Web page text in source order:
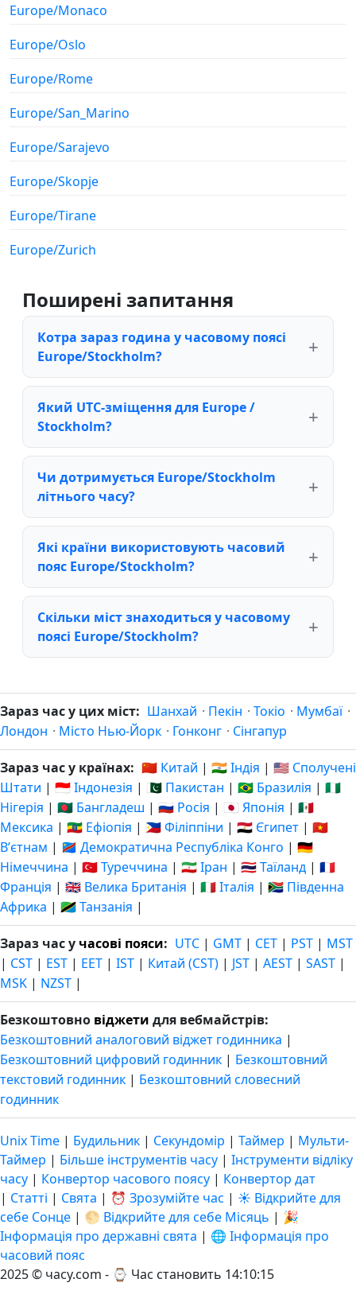
Europe/Monaco
Europe/Oslo
Europe/Rome
Europe/San_Marino
Europe/Sarajevo
Europe/Skopje
Europe/Tirane
Europe/Zurich
Поширені запитання
Котра зараз година у часовому поясі
Europe/Stockholm?
Який UTC-зміщення для Europe /
Stockholm?
Чи дотримується Europe/Stockholm
літнього часу?
Які країни використовують часовий
пояс Europe/Stockholm?
Скільки міст знаходиться у часовому
поясі Europe/Stockholm?
Зараз час у цих міст: Шанхай · Пекін · Токіо · Мумбаї ·
Лондон · Місто Нью-Йорк · Гонконг · Сінгапур
Зараз час у країнах: 🇨🇳 Китай | 🇮🇳 Індія | 🇺🇸 Сполучені
Штати | 🇮🇩 Індонезія | 🇵🇰 Пакистан | 🇧🇷 Бразилія | 🇳🇬
Нігерія | 🇧🇩 Бангладеш | 🇷🇺 Росія | 🇯🇵 Японія | 🇲🇽
Мексика | 🇪🇹 Ефіопія | 🇵🇭 Філіппіни | 🇪🇬 Єгипет | 🇻🇳
Вʼєтнам | 🇨🇩 Демократична Республіка Конго | 🇩🇪
Німеччина | 🇹🇷 Туреччина | 🇮🇷 Іран | 🇹🇭 Таїланд | 🇫🇷
Франція | 🇬🇧 Велика Британія | 🇮🇹 Італія | 🇿🇦 Південна
Африка | 🇹🇿 Танзанія |
Зараз час у часові пояси: UTC | GMT | CET | PST | MST
| CST | EST | EET | IST | Китай (CST) | JST | AEST | SAST |
MSK | NZST |
Безкоштовно віджети для вебмайстрів:
Безкоштовний аналоговий віджет годинника |
Безкоштовний цифровий годинник | Безкоштовний
текстовий годинник | Безкоштовний словесний
годинник
Unix Time | Будильник | Секундомір | Таймер | Мульти-
Таймер | Більше інструментів часу | Інструменти відліку
часу | Конвертор часового поясу | Конвертор дат
| Статті | Свята | ⏰ Зрозумійте час | ☀️ Відкрийте для
себе Сонце | 🌕 Відкрийте для себе Місяць | 🎉
Інформація про державні свята | 🌐 Інформація про
часовий пояс
2025 © часу.com - ⌚ Час становить 14:10:16